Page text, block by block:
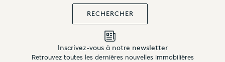
Inscrivez-vous à notre newsletter
Retrouvez toutes les dernières nouvelles immobilières